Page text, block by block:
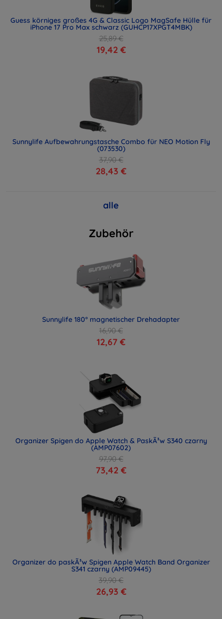
Guess körniges großes 4G & Classic Logo MagSafe Hülle für
iPhone 17 Pro Max schwarz (GUHCP17XPGT4MBK)
25,89 €
19,42 €
Sunnylife Aufbewahrungstasche Combo für NEO Motion Fly
(073530)
37,90 €
28,43 €
alle
Zubehör
Sunnylife 180° magnetischer Drehadapter
16,90 €
12,67 €
Organizer Spigen do Apple Watch & PaskÃ³w S340 czarny
(AMP07602)
97,90 €
73,42 €
Organizer do paskÃ³w Spigen Apple Watch Band Organizer
S341 czarny (AMP09445)
39,90 €
26,93 €